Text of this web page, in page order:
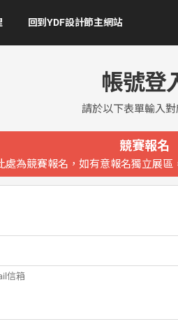
回到YDF設計節主網站
帳號登
請於以下表單輸入對
競賽報名
處為競賽報名，如有意報名獨立展區
信箱